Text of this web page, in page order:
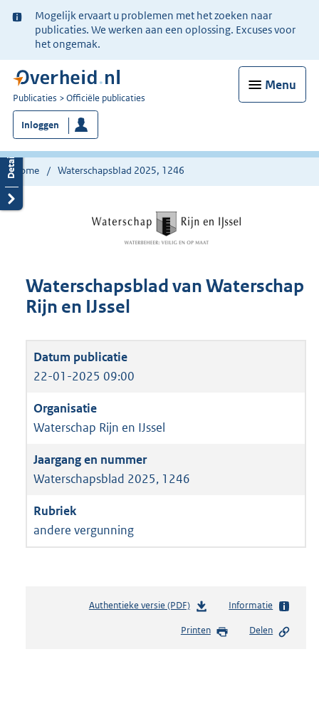
Ter
informatie:
Mogelijk ervaart u problemen met het zoeken naar
publicaties. We werken aan een oplossing. Excuses voor
het ongemak.
Menu
U
bent
nu
hier:
Publicaties Officiële publicaties
Inloggen
Home Waterschapsblad 2025, 1246
Waterschapsblad van Waterschap
Rijn en IJssel
22-01-2025 09:00
Waterschap Rijn en IJssel
Waterschapsblad 2025, 1246
andere vergunning
Authentieke versie (PDF)b
s
Informatie
Printen Delen